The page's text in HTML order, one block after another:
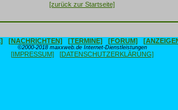
[zurück zur Startseite]
[NACHRICHTEN] [TERMINE] [FORUM]
©2000-2018 maxxweb.de Internet-Dienstleistungen
[IMPRESSUM] [DATENSCHUTZERKLÄRUNG]